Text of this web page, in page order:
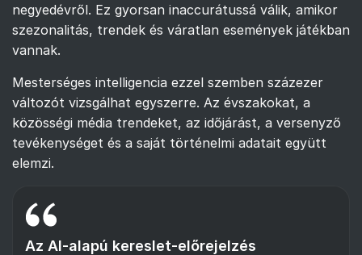
negyedévről. Ez gyorsan inaccurátussá válik, amikor
szezonalitás, trendek és váratlan események játékban
vannak.
Mesterséges intelligencia ezzel szemben százezer
változót vizsgálhat egyszerre. Az évszakokat, a
közösségi média trendeket, az időjárást, a versenyző
tevékenységet és a saját történelmi adatait együtt
elemzi.
Az AI-alapú kereslet-előrejelzés